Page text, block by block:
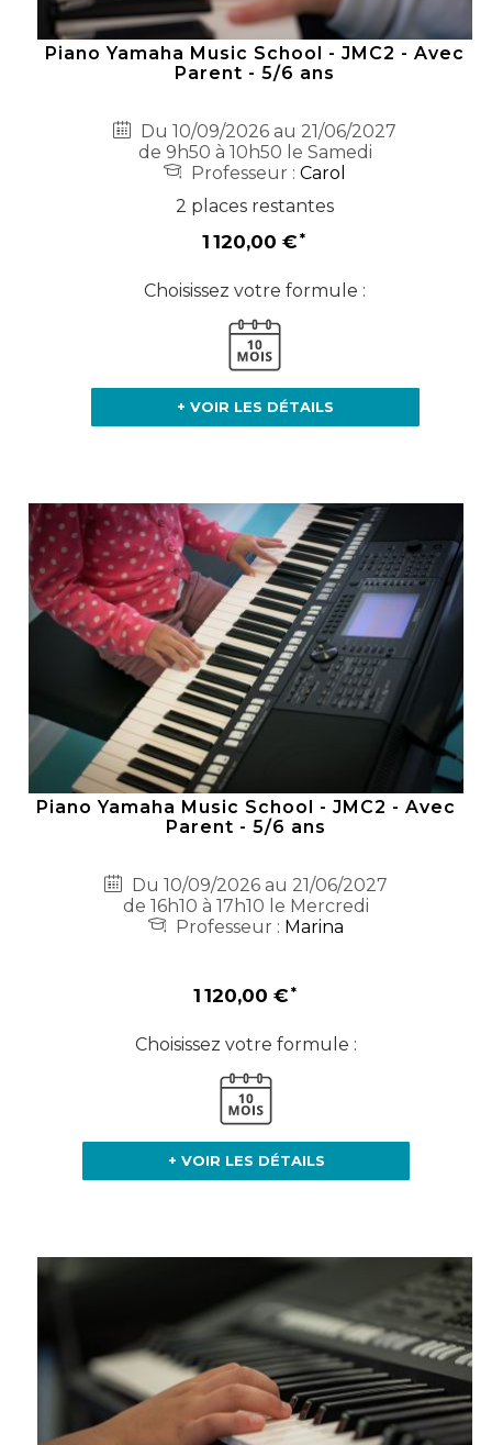
Piano Yamaha Music School - JMC2 - Avec
Parent - 5/6 ans
Du 10/09/2026 au 21/06/2027
de 9h50 à 10h50 le Samedi
Professeur :Carol
2 places restantes
1 120,00 €
Choisissez votre formule :
+ VOIR LES DÉTAILS
Piano Yamaha Music School - JMC2 - Avec
Parent - 5/6 ans
Du 10/09/2026 au 21/06/2027
de 16h10 à 17h10 le Mercredi
Professeur : Marina
1 120,00 €
Choisissez votre formule :
+ VOIR LES DÉTAILS